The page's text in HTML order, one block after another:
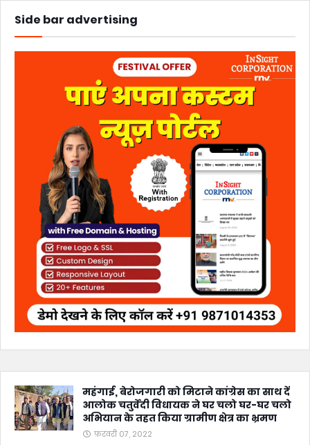
Side bar advertising
महंगाई, बेरोजगारी को मिटाने कांग्रेस का साथ दें
आलोक चतुर्वेदी विधायक ने घर चलो घर-घर चलो
अभियान के तहत किया ग्रामीण क्षेत्र का भ्रमण
फ़रवरी 07, 2022